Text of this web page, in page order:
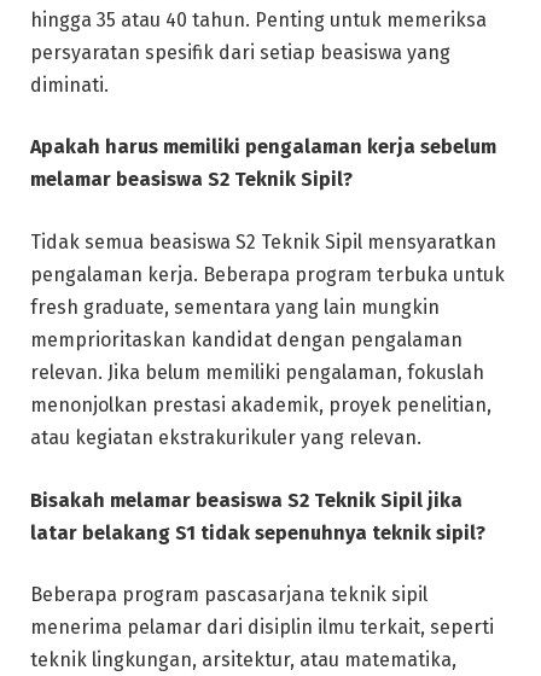
hingga 35 atau 40 tahun. Penting untuk memeriksa
persyaratan spesifik dari setiap beasiswa yang
diminati.
Apakah harus memiliki pengalaman kerja sebelum
melamar beasiswa S2 Teknik Sipil?
Tidak semua beasiswa S2 Teknik Sipil mensyaratkan
pengalaman kerja. Beberapa program terbuka untuk
fresh graduate, sementara yang lain mungkin
memprioritaskan kandidat dengan pengalaman
relevan. Jika belum memiliki pengalaman, fokuslah
menonjolkan prestasi akademik, proyek penelitian,
atau kegiatan ekstrakurikuler yang relevan.
Bisakah melamar beasiswa S2 Teknik Sipil jika
latar belakang S1 tidak sepenuhnya teknik sipil?
Beberapa program pascasarjana teknik sipil
menerima pelamar dari disiplin ilmu terkait, seperti
teknik lingkungan, arsitektur, atau matematika,